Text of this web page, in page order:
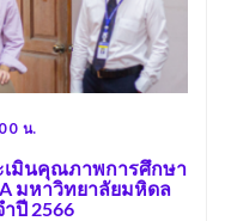
น.
เมินคุณภาพการศึกษา
มหาวิทยาลัยมหิดล
ำปี 2566